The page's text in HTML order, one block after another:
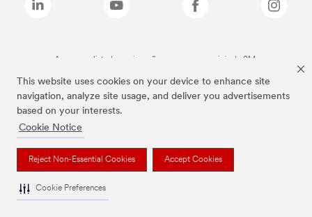
This website uses cookies on your device to enhance site
navigation, analyze site usage, and deliver you advertisements
based on your interests.
Cookie Notice
Reject Non-Essential Cookies Accept Cookies
Cookie Preferences
As marcas listadas a cima são marcas comerciais da 3M.